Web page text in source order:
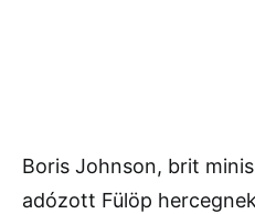
Boris Johnson, brit
adózott Fülöp